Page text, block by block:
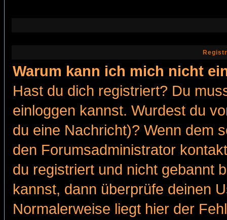
Warum kann ich mich nicht
Hast du dich registriert? Du
einloggen kannst. Wurdest du
du eine Nachricht)? Wenn dem
den Forumsadministrator
du registriert und nicht gebannt
kannst, dann überprüfe deinen
Normalerweise liegt hier der